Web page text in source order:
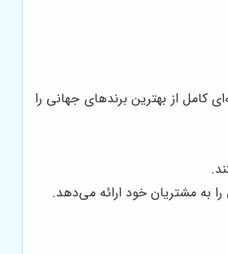
کامل از بهترین برندهای جهانی را
مشتریان خود ارائه می‌دهد.